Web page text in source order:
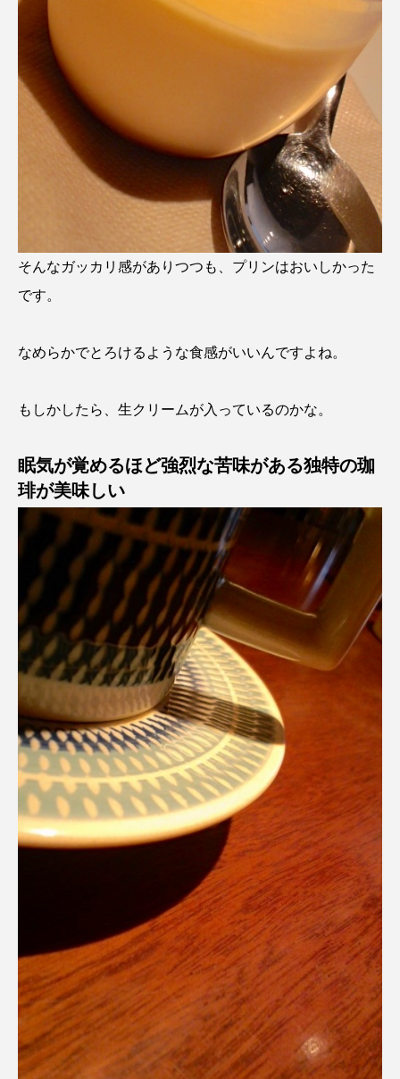
そんなガッカリ感がありつつも、プリンはおいしかった
です。
なめらかでとろけるような食感がいいんですよね。
もしかしたら、生クリームが入っているのかな。
眠気が覚めるほど強烈な苦味がある独特の珈
琲が美味しい